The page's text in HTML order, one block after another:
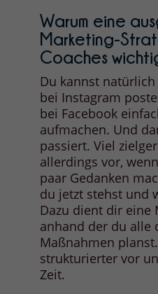
Warum eine
Marketing-
Coaches
Du kannst
bei Instagram
bei Facebook
aufmachen. Und
passiert. Viel
allerdings vor,
paar Gedanken
du jetzt stehst und
Dazu dient dir eine
anhand der du alle
Maßnahmen
strukturierter vor
Zeit.